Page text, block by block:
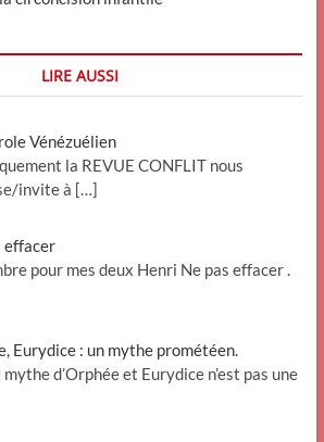
LIRE AUSSI
Vénézuélien
la REVUE CONFLIT nous
invite à […]
effacer
pour mes deux Henri Ne pas effacer .
Eurydice : un mythe prométéen.
mythe d’Orphée et Eurydice n’est pas une